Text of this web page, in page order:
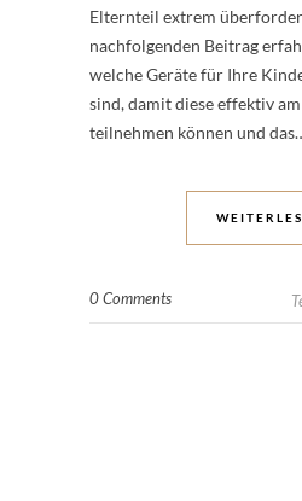
Elternteil extrem
nachfolgenden Beitrag
welche Geräte für Ihre
sind, damit diese effektiv
teilnehmen können und
0 Comments